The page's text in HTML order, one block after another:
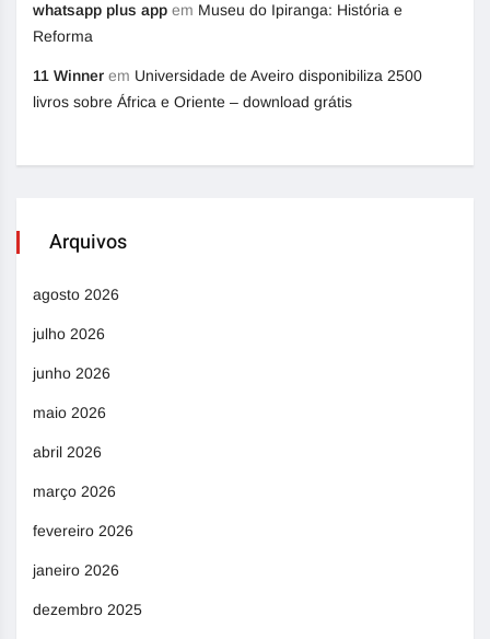
whatsapp plus app em Museu do Ipiranga: História e
Reforma
11 Winner em Universidade de Aveiro disponibiliza 2500
livros sobre África e Oriente – download grátis
Arquivos
agosto 2026
julho 2026
junho 2026
maio 2026
abril 2026
março 2026
fevereiro 2026
janeiro 2026
dezembro 2025